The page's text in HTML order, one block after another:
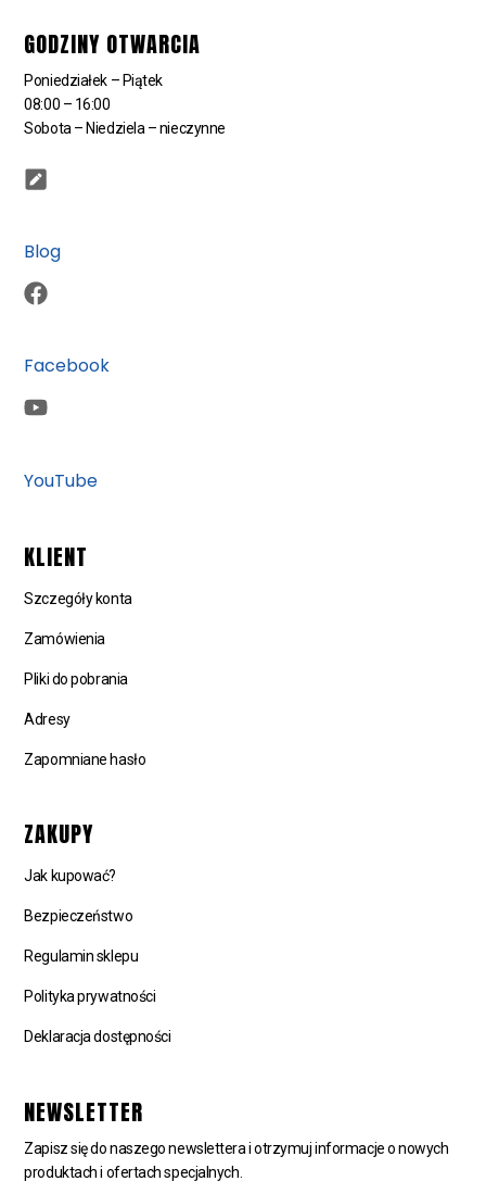
GODZINY OTWARCIA
Poniedziałek – Piątek
08:00 – 16:00
Sobota – Niedziela – nieczynne
Blog
Facebook
YouTube
KLIENT
Szczegóły konta
Zamówienia
Pliki do pobrania
Adresy
Zapomniane hasło
ZAKUPY
Jak kupować?
Bezpieczeństwo
Regulamin sklepu
Polityka prywatności
Deklaracja dostępności
NEWSLETTER
Zapisz się do naszego newslettera i otrzymuj informacje o nowych
produktach i ofertach specjalnych.